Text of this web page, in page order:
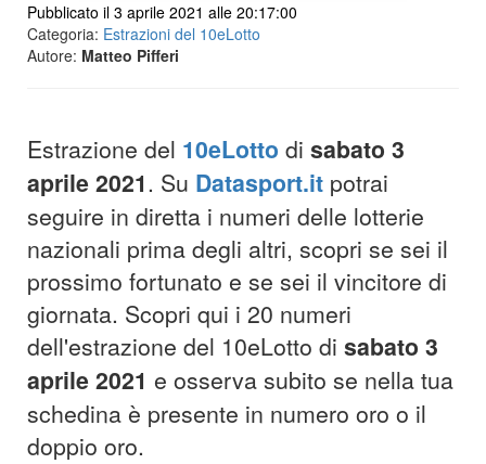
Pubblicato il 3 aprile 2021 alle 20:17:00
Categoria: Estrazioni del 10eLotto
Autore: Matteo Pifferi
Estrazione del 10eLotto di sabato 3
aprile2021. Su Datasport.it potrai
seguire in diretta i numeri delle lotterie
nazionali prima degli altri, scopri se sei il
prossimo fortunato e se sei il vincitore di
giornata. Scopri qui i 20 numeri
dell'estrazione del 10eLotto di sabato 3
aprile 2021 e osserva subito se nella tua
schedina è presente in numero oro o il
doppio oro.